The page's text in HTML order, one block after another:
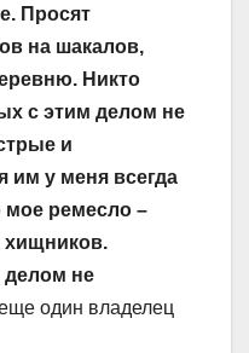
Просят
на шакалов,
Никто
с этим делом не
и
им у меня всегда
мое ремесло –
хищников.
делом не
еще один владелец